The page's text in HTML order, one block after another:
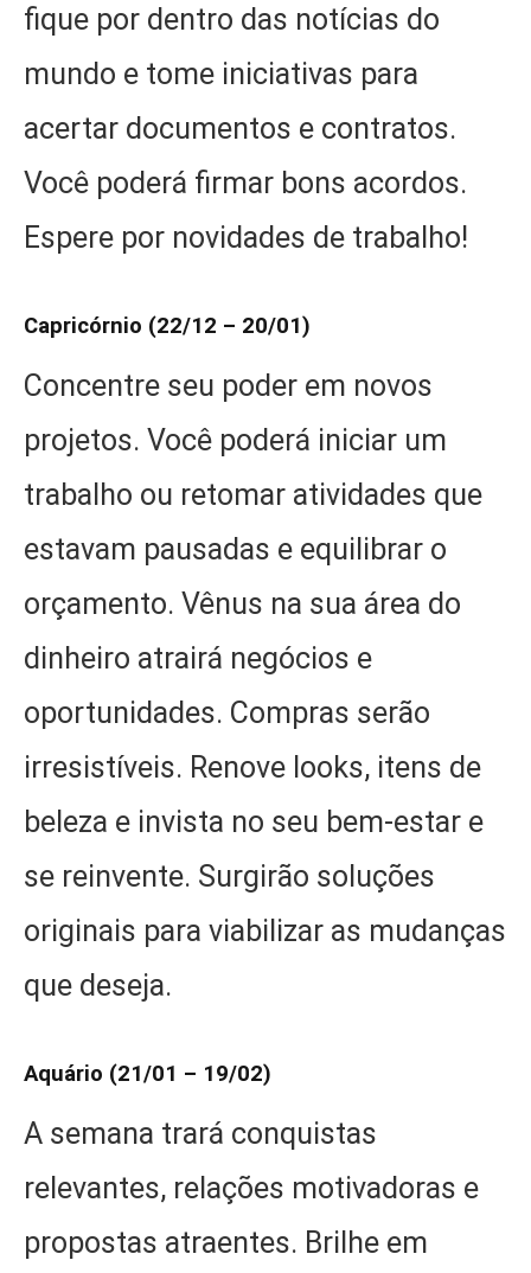
fique por dentro das notícias do
mundo e tome iniciativas para
acertar documentos e contratos.
Você poderá firmar bons acordos.
Espere por novidades de trabalho!
Capricórnio (22/12 – 20/01)
Concentre seu poder em novos
projetos. Você poderá iniciar um
trabalho ou retomar atividades que
estavam pausadas e equilibrar o
orçamento. Vênus na sua área do
dinheiro atrairá negócios e
oportunidades. Compras serão
irresistíveis. Renove looks, itens de
beleza e invista no seu bem-estar e
se reinvente. Surgirão soluções
originais para viabilizar as mudanças
que deseja.
Aquário (21/01 – 19/02)
A semana trará conquistas
relevantes, relações motivadoras e
propostas atraentes. Brilhe em